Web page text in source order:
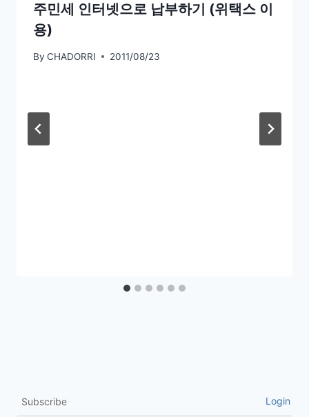
주민세 인터넷으로 납부하기 (위택스 이
용)
By CHADORRI 2011/08/23
Subscribe Login